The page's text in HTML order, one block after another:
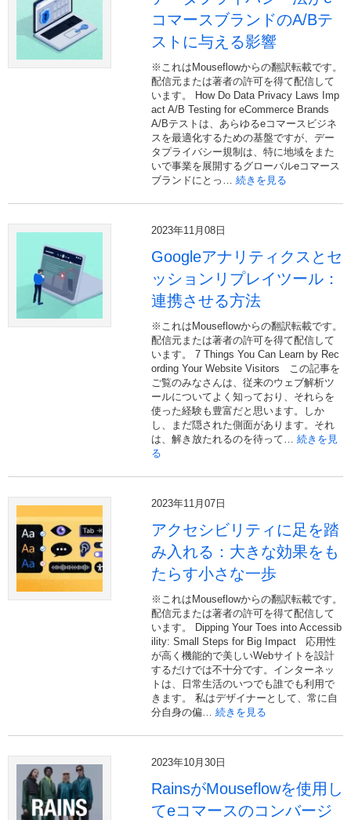
コマースブランドのA/Bテ
ストに与える影響
※これはMouseflowからの翻訳転載です。
配信元または著者の許可を得て配信して
います。 How Do Data Privacy Laws Imp
act A/B Testing for eCommerce Brands
A/Bテストは、あらゆるeコマースビジネ
スを最適化するための基盤ですが、デー
タプライバシー規制は、特に地域をまた
いで事業を展開するグローバルeコマース
ブランドにとっ… 続きを見る
2023年11月08日
Googleアナリティクスとセ
ッションリプレイツール：
連携させる方法
※これはMouseflowからの翻訳転載です。
配信元または著者の許可を得て配信して
います。 7 Things You Can Learn by Rec
ording Your Website Visitors この記事を
ご覧のみなさんは、従来のウェブ解析ツ
ールについてよく知っており、それらを
使った経験も豊富だと思います。しか
し、まだ隠された側面があります。それ
は、解き放たれるのを待って… 続きを見
る
2023年11月07日
アクセシビリティに足を踏
み入れる：大きな効果をも
たらす小さな一歩
※これはMouseflowからの翻訳転載です。
配信元または著者の許可を得て配信して
います。 Dipping Your Toes into Accessib
ility: Small Steps for Big Impact 応用性
が高く機能的で美しいWebサイトを設計
するだけでは不十分です。インターネッ
トは、日常生活のいつでも誰でも利用で
きます。 私はデザイナーとして、常に自
分自身の偏… 続きを見る
2023年10月30日
RainsがMouseflowを使用し
てeコマースのコンバージ